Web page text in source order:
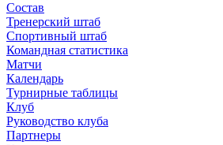
Состав
Тренерский штаб
Спортивный штаб
Командная статистика
Матчи
Календарь
Турнирные таблицы
Клуб
Руководство клуба
Партнеры